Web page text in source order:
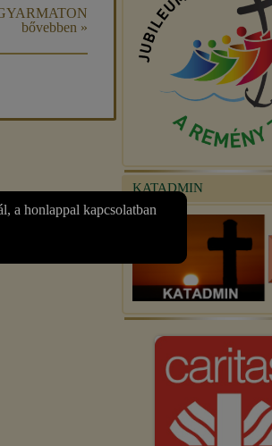
bővebben »
KATADMIN
a honlappal kapcsolatban